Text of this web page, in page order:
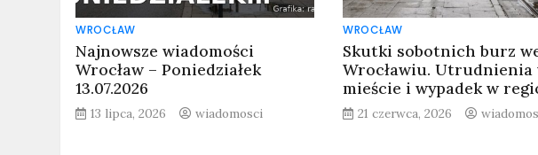
WROCŁAW
Najnowsze wiadomości
Wrocław – Poniedziałek
13.07.2026
13 lipca, 2026 wiadomosci
WROCŁAW
Skutki sobotnich burz
Wrocławiu. Utrudnienia
mieście i wypadek w
21 czerwca, 2026